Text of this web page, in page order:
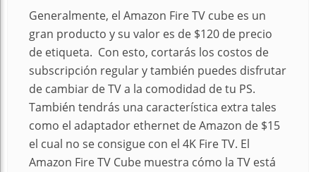
Generalmente, el Amazon Fire TV cube es un
gran producto y su valor es de $120 de precio
de etiqueta. Con esto, cortarás los costos de
subscripción regular y también puedes disfrutar
de cambiar de TV a la comodidad de tu PS.
También tendrás una característica extra tales
como el adaptador ethernet de Amazon de $15
el cual no se consigue con el 4K Fire TV. El
Amazon Fire TV Cube muestra cómo la TV está